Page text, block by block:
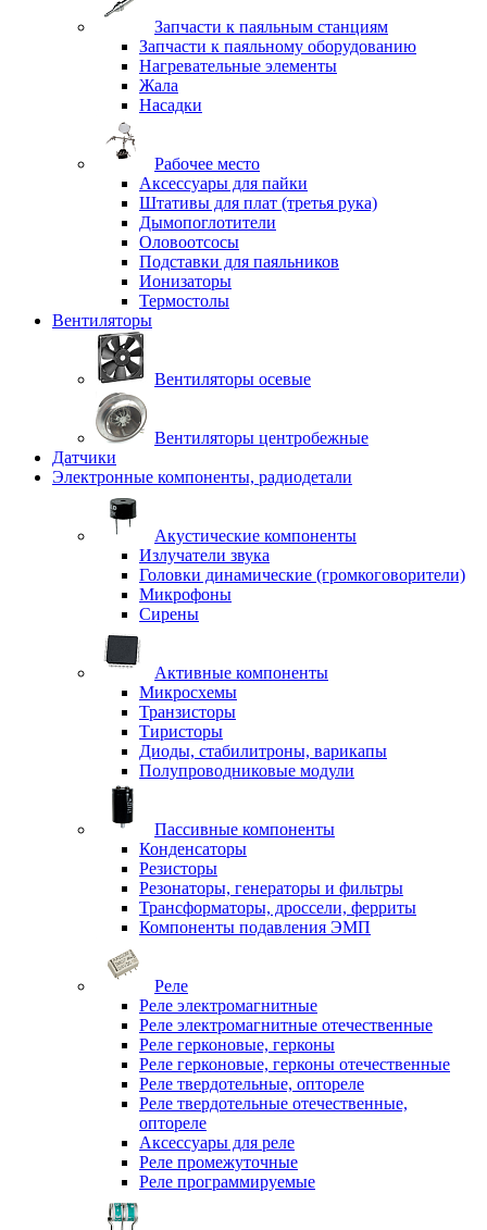
Запчасти к паяльным станциям
Запчасти к паяльному оборудованию
Нагревательные элементы
Жала
Насадки
Рабочее место
Аксессуары для пайки
Штативы для плат (третья рука)
Дымопоглотители
Оловоотсосы
Подставки для паяльников
Ионизаторы
Термостолы
Вентиляторы
Вентиляторы осевые
Вентиляторы центробежные
Датчики
Электронные компоненты, радиодетали
Акустические компоненты
Излучатели звука
Головки динамические (громкоговорители)
Микрофоны
Сирены
Активные компоненты
Микросхемы
Транзисторы
Тиристоры
Диоды, стабилитроны, варикапы
Полупроводниковые модули
Пассивные компоненты
Конденсаторы
Резисторы
Резонаторы, генераторы и фильтры
Трансформаторы, дроссели, ферриты
Компоненты подавления ЭМП
Реле
Реле электромагнитные
Реле электромагнитные отечественные
Реле герконовые, герконы
Реле герконовые, герконы отечественные
Реле твердотельные, оптореле
Реле твердотельные отечественные,
оптореле
Аксессуары для реле
Реле промежуточные
Реле программируемые